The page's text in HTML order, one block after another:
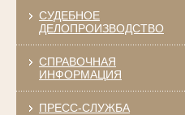
СУДЕБНОЕ
ДЕЛОПРОИЗВОДСТВО
СПРАВОЧНАЯ
ИНФОРМАЦИЯ
ПРЕСС-СЛУЖБА